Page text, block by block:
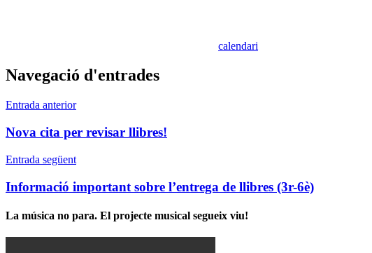
calendari
Navegació d'entrades
Entrada anterior
Nova cita per revisar llibres!
Entrada següent
Informació important sobre l’entrega de llibres (3r-6è)
La música no para. El projecte musical segueix viu!